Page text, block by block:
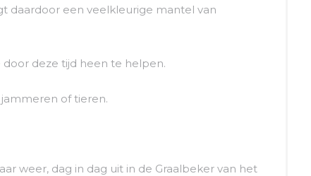
daardoor een veelkleurige mantel van
deze tijd heen te helpen.
of tieren.
weer, dag in dag uit in de Graalbeker van het